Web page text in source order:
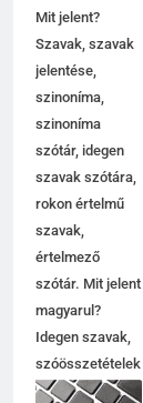
Mit jelent?
Szavak, szavak
jelentése,
szinoníma,
szinoníma
szótár, idegen
szavak szótára,
rokon értelmű
szavak,
értelmező
szótár. Mit jelent
magyarul?
Idegen szavak,
szóösszetételek
jelentése,